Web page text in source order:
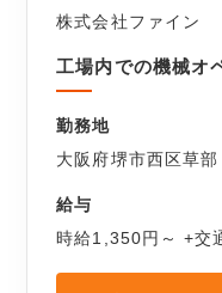
株式会社ファイン
工場内での機械オ
勤務地
大阪府堺市西区草部
給与
時給1,350円～ +交